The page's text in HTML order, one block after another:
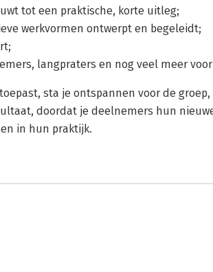
tot een praktische, korte uitleg;
werkvormen ontwerpt en begeleidt;
langpraters en nog veel meer
sta je ontspannen voor de
doordat je deelnemers hun
in hun praktijk.